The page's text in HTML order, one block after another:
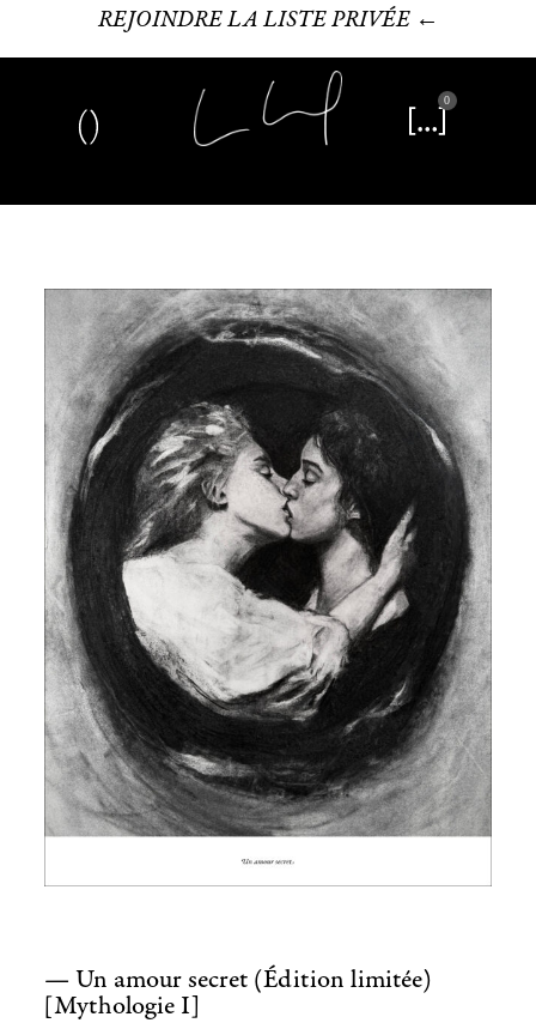
REJOINDRE LA LISTE PRIVÉE ←
0
— Un amour secret (Édition limitée)
[Mythologie I]